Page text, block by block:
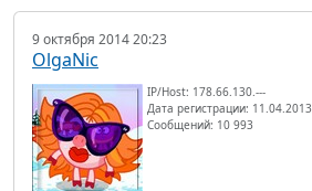
9 октября 2014 20:23
OlgaNic
IP/Host: 178.66.130.---
Дата регистрации: 11.04.2013
Сообщений: 10 993